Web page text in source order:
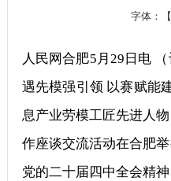
字体：【
人民网合肥5月29日电
遇先模强引领 以赛赋能
息产业劳模工匠先进人
作座谈交流活动在合肥
党的二十届四中全会精